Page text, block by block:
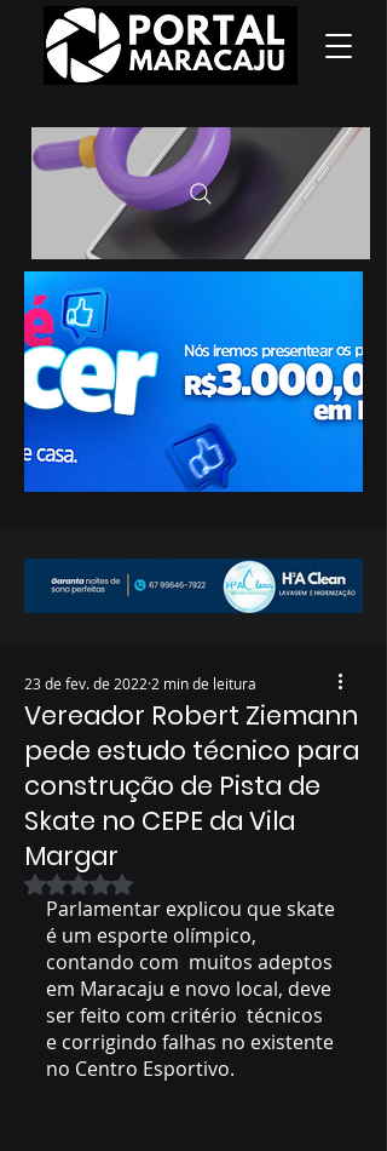
Vereador Robert Ziemann
pede estudo técnico para
construção de Pista de
Skate no CEPE da Vila
Margar
23 de fev. de 2022 2 min de leitura
Avaliado com NaN de 5 estrelas.
Parlamentar explicou que skate
é um esporte olímpico,
contando com  muitos adeptos
em Maracaju e novo local, deve
ser feito com critério  técnicos
e corrigindo falhas no existente
no Centro Esportivo.